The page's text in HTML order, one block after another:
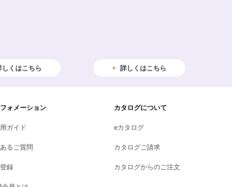
しくはこちら 詳しくはこちら
ォメーション
ガイド
るご質問
録
カタログについて
eカタログ
カタログご請求
カタログからのご注文